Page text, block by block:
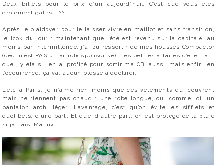
Deux billets pour le prix d’un aujourd’hui… C’est que vous êtes
drôlement gâtés ! ^^
Après le plaidoyer pour le laisser vivre en maillot et sans transition,
le look du jour : maintenant que l’été est revenu sur la capitale, au
moins par intermittence, j’ai pu ressortir de mes housses Compactor
(ceci n’est PAS un article sponsorisé) mes petites affaires d’été. Tant
que j’y étais, j’en ai profité pour sortir ma CB, aussi, mais enfin, en
l’occurrence, ça va, aucun blessé à déclarer.
L’été à Paris, je n’aime rien moins que ces vêtements qui couvrent
mais ne tiennent pas chaud : une robe longue, ou, comme ici, un
pantalon archi léger. L’avantage, c’est qu’on évite les sifflets et
quolibets, d’une part. Et que, d’autre part, on est protégé de la pluie
si jamais. Malinx !